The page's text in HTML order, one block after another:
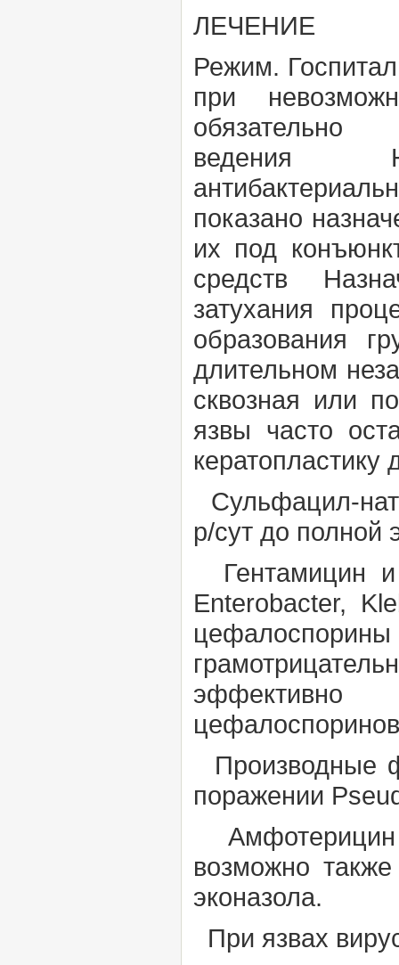
ЛЕЧЕНИЕ
Режим.
при
ведения
показано
их под
средств
затухания
образования
длительном
сквозная или
язвы часто
Сульфацил-
р/сут до полной
Гентамицин
Enterobacter,
эффективно
Производные
поражении
Амфотерицин
возможно
эконазола.
При язвах